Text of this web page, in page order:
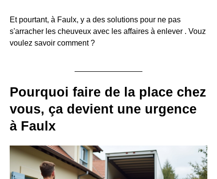
Et pourtant, à Faulx, y a des solutions pour ne pas
s'arracher les cheuveux avec les affaires à enlever . Vouz
voulez savoir comment ?
Pourquoi faire de la place chez
vous, ça devient une urgence
à Faulx